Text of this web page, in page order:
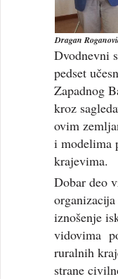
Dragan
Dvodnevni
pedset
Zapadnog
kroz
ovim
i modelima
krajevima.
Dobar deo
iznošenje
vidovima
ruralnih
strane